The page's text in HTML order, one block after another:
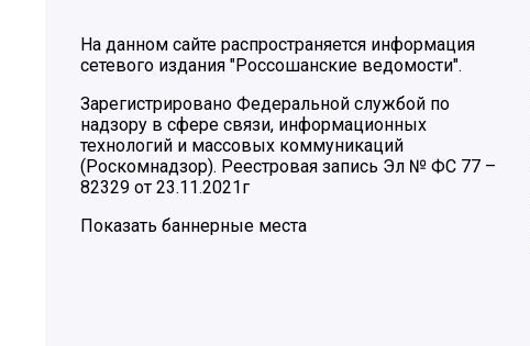
На данном сайте распространяется информация
сетевого издания "Россошанские ведомости".
Зарегистрировано Федеральной службой по
надзору в сфере связи, информационных
технологий и массовых коммуникаций
(Роскомнадзор). Реестровая запись Эл № ФС 77 –
82329 от 23.11.2021г
Показать баннерные места